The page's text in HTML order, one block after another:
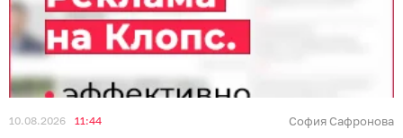
10.08.2026 11:44 София Сафронова